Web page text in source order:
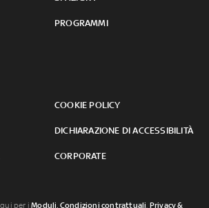
PROGRAMMI
COOKIE POLICY
DICHIARAZIONE DI ACCESSIBILITÀ
CORPORATE
qui per iModuli, Condizioni contrattuali, Privacy &